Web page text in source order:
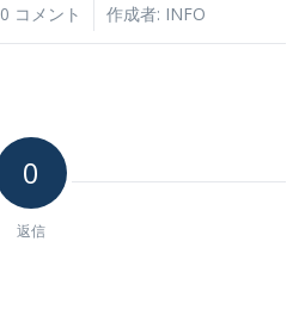
0 コメント
/ 作成者: INFO
0
返信